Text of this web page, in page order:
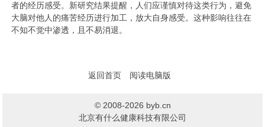
者的经历感受。新研究结果提醒，人们应谨慎对待这类行为，避免
大脑对他人的痛苦经历进行加工，放大自身感受。这种影响往往在
不知不觉中渗透，且不易消退。
返回首页 阅读电脑版
© 2008-2026 byb.cn
北京有什么健康科技有限公司